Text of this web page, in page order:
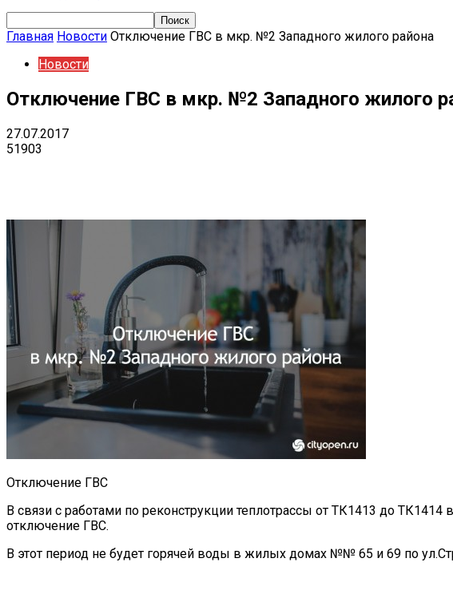
Главная Новости Отключение ГВС в мкр. №2 Западного жилого района
Новости
Отключение ГВС в мкр. №2 Западного жилого
27.07.2017
51903
Отключение ГВС
В связи с работами по реконструкции теплотрассы от ТК1413 до
отключение ГВС.
В этот период не будет горячей воды в жилых домах №№ 65 и 69 по